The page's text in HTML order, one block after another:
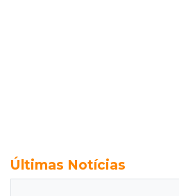
Últimas Notícias